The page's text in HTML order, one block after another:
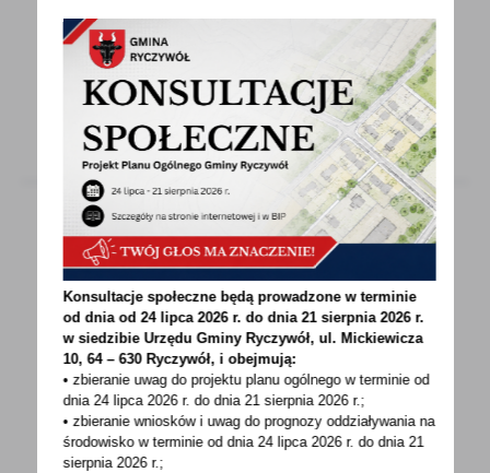
Obwieszczenie o zakończeniu postępowania
administracyjnego w sprawie ustalenia
lokalizacji inwestycji...
06 - 12 - 2022
Przypomnienie o zbliżających się zmianach w
sposobie zbierania bioodpadów
Szanowni Państwo!Od 1 stycznia 2023 r.
wszyscy właściciele nieruchomości
zobowiązani będą do zbierania...
Konsultacje społeczne będą prowadzone w terminie
od dnia od 24 lipca 2026 r. do dnia 21 sierpnia 2026 r.
w siedzibie Urzędu Gminy Ryczywół, ul. Mickiewicza
10, 64 – 630 Ryczywół, i obejmują:
• zbieranie uwag do projektu planu ogólnego w terminie od
dnia 24 lipca 2026 r. do dnia 21 sierpnia 2026 r.;
• zbieranie wniosków i uwag do prognozy oddziaływania na
środowisko w terminie od dnia 24 lipca 2026 r. do dnia 21
sierpnia 2026 r.;